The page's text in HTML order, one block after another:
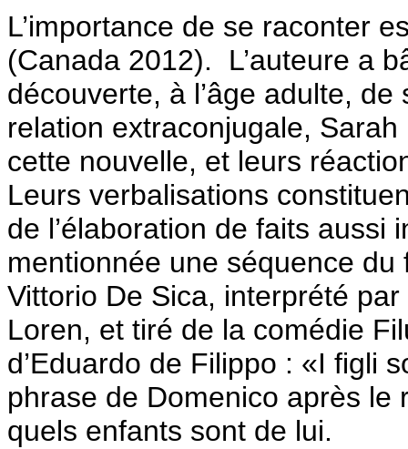
L’importance de se raconter
(Canada 2012). L’auteure a
découverte, à l’âge adulte,
relation extraconjugale,
cette nouvelle, et leurs
Leurs verbalisations
de l’élaboration de faits aussi
mentionnée une séquence du
Vittorio De Sica, interprété
Loren, et tiré de la comédie
d’Eduardo de Filippo : «I figli
phrase de Domenico après
quels enfants sont de lui.